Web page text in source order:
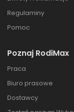
Regulaminy
Pomoc
Poznaj RodiMax
Praca
Biuro prasowe
Dostawcy